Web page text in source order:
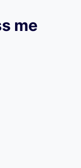
me